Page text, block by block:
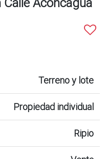
Terreno y lote
Propiedad individual
Ripio